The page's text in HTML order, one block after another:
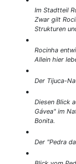
Im Stadtteil
Zwar gilt
Strukturen
Rocinha
Allein hier
Der Tijuca-
Diesen Blick
Gávea" im
Bonita.
Der "Pedra